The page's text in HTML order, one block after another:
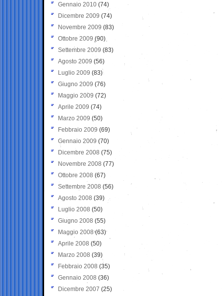
Gennaio 2010 (74)
Dicembre 2009 (74)
Novembre 2009 (83)
Ottobre 2009 (90)
Settembre 2009 (83)
Agosto 2009 (56)
Luglio 2009 (83)
Giugno 2009 (76)
Maggio 2009 (72)
Aprile 2009 (74)
Marzo 2009 (50)
Febbraio 2009 (69)
Gennaio 2009 (70)
Dicembre 2008 (75)
Novembre 2008 (77)
Ottobre 2008 (67)
Settembre 2008 (56)
Agosto 2008 (39)
Luglio 2008 (50)
Giugno 2008 (55)
Maggio 2008(63)
Aprile 2008 (50)
Marzo 2008 (39)
Febbraio 2008 (35)
Gennaio 2008 (36)
Dicembre 2007 (25)